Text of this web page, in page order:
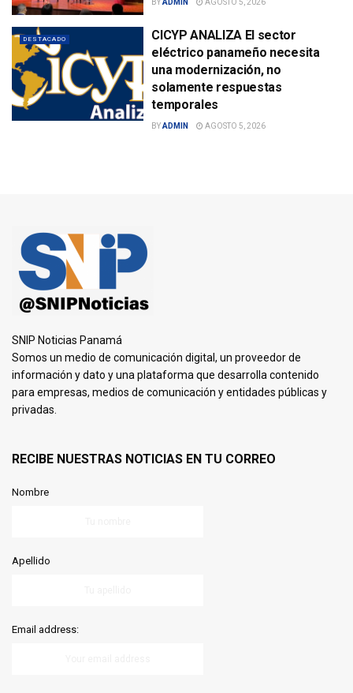
BYADMIN AGOSTO 5, 2026
DESTACADO
CICYP ANALIZA El sector
eléctrico panameño necesita
una modernización, no
solamente respuestas
temporales
BYADMIN AGOSTO 5, 2026
SNIP Noticias Panamá
Somos un medio de comunicación digital, un proveedor de
información y dato y una plataforma que desarrolla contenido
para empresas, medios de comunicación y entidades públicas y
privadas.
RECIBE NUESTRAS NOTICIAS EN TU CORREO
Nombre
Apellido
Email address: